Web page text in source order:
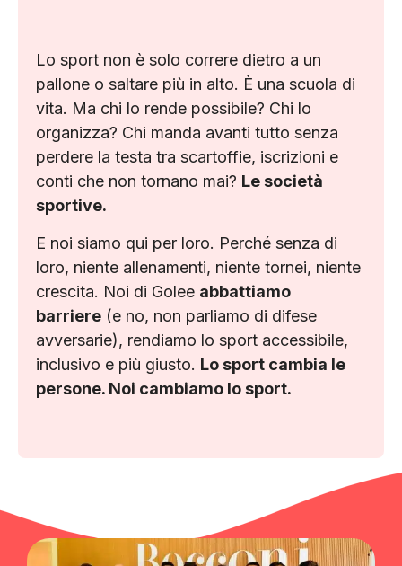
Lo sport non è solo correre dietro a un
pallone o saltare più in alto. È una scuola di
vita. Ma chi lo rende possibile? Chi lo
organizza? Chi manda avanti tutto senza
perdere la testa tra scartoffie, iscrizioni e
conti che non tornano mai? Le società
sportive.
E noi siamo qui per loro. Perché senza di
loro, niente allenamenti, niente tornei, niente
crescita. Noi di Golee abbattiamo
barriere (e no, non parliamo di difese
avversarie), rendiamo lo sport accessibile,
inclusivo e più giusto. Lo sport cambia le
persone. Noi cambiamo lo sport.